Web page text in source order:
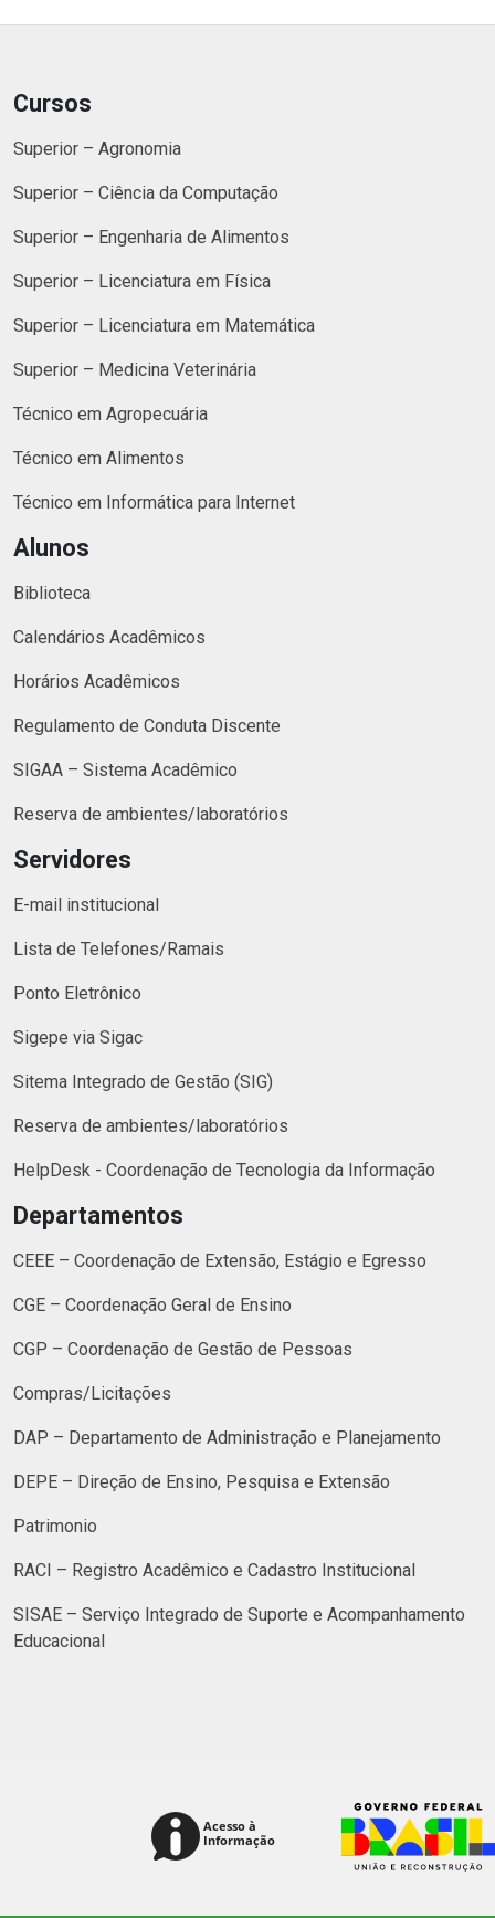
Cursos
Superior – Agronomia
Superior – Ciência da Computação
Superior – Engenharia de Alimentos
Superior – Licenciatura em Física
Superior – Licenciatura em Matemática
Superior – Medicina Veterinária
Técnico em Agropecuária
Técnico em Alimentos
Técnico em Informática para Internet
Alunos
Biblioteca
Calendários Acadêmicos
Horários Acadêmicos
Regulamento de Conduta Discente
SIGAA – Sistema Acadêmico
Reserva de ambientes/laboratórios
Servidores
E-mail institucional
Lista de Telefones/Ramais
Ponto Eletrônico
Sigepe via Sigac
Sitema Integrado de Gestão (SIG)
Reserva de ambientes/laboratórios
HelpDesk - Coordenação de Tecnologia da Informação
Departamentos
CEEE – Coordenação de Extensão, Estágio e Egresso
CGE – Coordenação Geral de Ensino
CGP – Coordenação de Gestão de Pessoas
Compras/Licitações
DAP – Departamento de Administração e Planejamento
DEPE – Direção de Ensino, Pesquisa e Extensão
Patrimonio
RACI – Registro Acadêmico e Cadastro Institucional
SISAE – Serviço Integrado de Suporte e Acompanhamento
Educacional